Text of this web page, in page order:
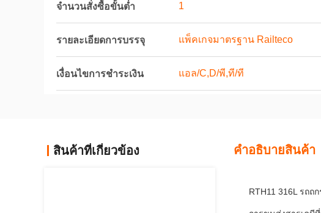
จำนวนสั่งซื้อขั้นต่ำ 1
รายละเอียดการบรรจุ แพ็คเกจมาตรฐาน Railteco
เงื่อนไขการชำระเงิน แอล/C,D/พี,ที/ที
สินค้าที่เกี่ยวข้อง คําอธิบายสินค้า
RTH11 316L รถ